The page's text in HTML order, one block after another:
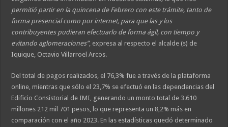
permitió partir en la quincena de Febrero con este trámite, tanto de
forma presencial como por internet, para que las y los
contribuyentes pudieran efectuarlo de forma ágil, con tiempo y
evitando aglomeraciones”, expresa al respecto el alcalde (s) de
Iquique, Octavio Villarroel Arcos.
Del total de pagos realizados, el 76,3% fue a través de la plataforma
online, mientras que sólo el 23,7% se efectuó en las dependencias del
Edificio Consistorial de IMI, generando un monto total de 3.610
millones 212 mil 701 pesos, lo que representa un 8,2% más en
comparación con el año 2023. En las estadísticas quedó determinado